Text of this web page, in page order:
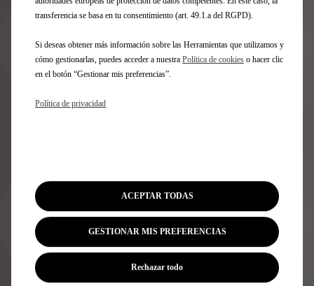
support@shop-dsautomobiles.es
transferencia se basa en tu consentimiento (art. 49.1.a del RGPD).
Si deseas obtener más información sobre las Herramientas que utilizamos y
cómo gestionarlas, puedes acceder a nuestra Política de cookies o hacer clic
en el botón “Gestionar mis preferencias”.
Política de privacidad
GESTIONAR MIS PREFERENCIAS
ACEPTAR TODAS
Rechazar todo